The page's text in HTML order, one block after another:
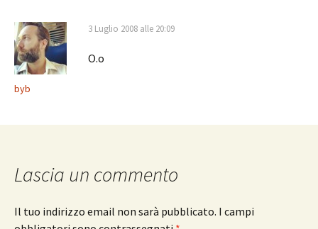
byb
3 Luglio 2008 alle 20:09
O.o
Lascia un commento
Il tuo indirizzo email non sarà pubblicato. I campi